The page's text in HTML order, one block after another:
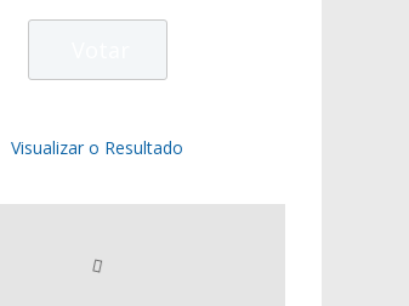
Visualizar o Resultado